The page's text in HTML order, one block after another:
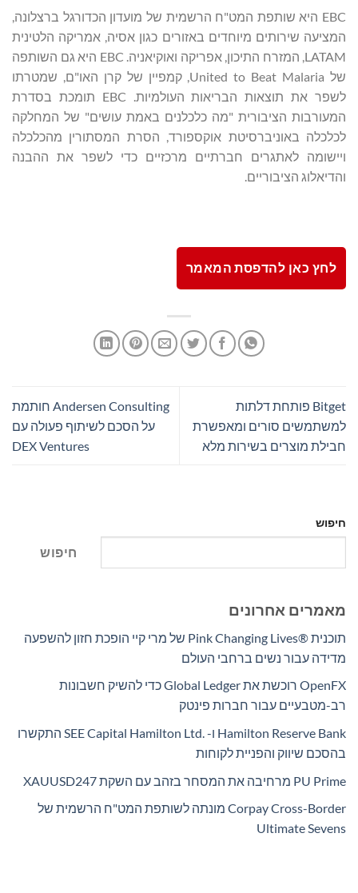
EBC היא שותפת המט"ח הרשמית של מועדון הכדורגל ברצלונה,
המציעה שירותים מיוחדים באזורים כגון אסיה, אמריקה הלטינית
LATAM, המזרח התיכון, אפריקה ואוקיאניה. EBC היא גם השותפה
של United to Beat Malaria, קמפיין של קרן האו"ם, שמטרתו
לשפר את תוצאות הבריאות העולמיות. EBC תומכת בסדרת
המעורבות הציבורית "מה כלכלנים באמת עושים" של המחלקה
לכלכלה באוניברסיטת אוקספורד, הסרת המסתורין מהכלכלה
ויישומה לאתגרים חברתיים מרכזיים כדי לשפר את ההבנה
והדיאלוג הציבוריים.
לחץ כאן להדפסת המאמר
Bitget פותחת דלתות
למשתמשים סורים ומאפשרת
חבילת מוצרים בשירות מלא
Andersen Consulting חותמת
על הסכם לשיתוף פעולה עם
DEX Ventures
חיפוש
חיפוש
מאמרים אחרונים
תוכנית Pink Changing Lives®‎ של מרי קיי הופכת חזון להשפעה
מדידה עבור נשים ברחבי העולם
OpenFX רוכשת את Global Ledger כדי להשיק חשבונות
רב-מטבעיים עבור חברות פינטק
Hamilton Reserve Bank ו- SEE Capital Hamilton Ltd.‎ התקשרו
בהסכם שיווק והפניית לקוחות
PU Prime מרחיבה את המסחר בזהב עם השקת XAUUSD247
Corpay Cross-Border מונתה לשותפת המט"ח הרשמית של
Ultimate Sevens